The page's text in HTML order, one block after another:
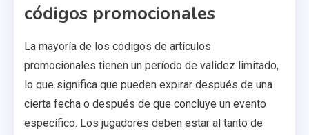
códigos promocionales
La mayoría de los códigos de artículos
promocionales tienen un período de validez limitado,
lo que significa que pueden expirar después de una
cierta fecha o después de que concluye un evento
específico. Los jugadores deben estar al tanto de